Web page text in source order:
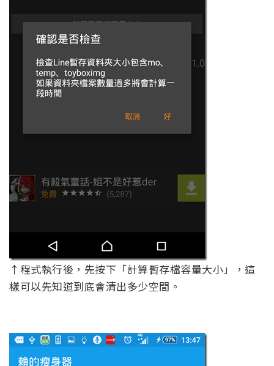
↑程式執行後，先按下「計算暫存檔容量大小」，這
樣可以先知道到底會清出多少空間。